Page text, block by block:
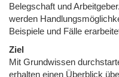
Belegschaft und
werden
Beispiele und Fälle
Ziel
Mit Grundwissen
erhalten einen Überblick